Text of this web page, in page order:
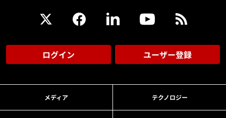
ログイン ユーザー登録
メディア テクノロジー